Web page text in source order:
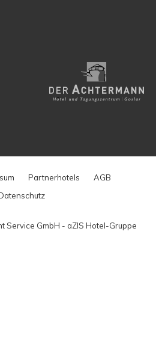
Partnerhotels
AGB
Service GmbH - aZIS Hotel-Gruppe